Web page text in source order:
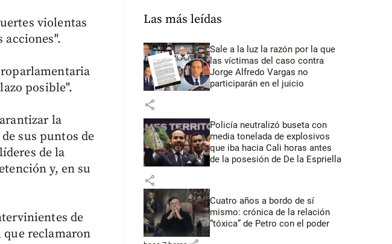
violentas
acciones".
posible".
la
sus puntos de
de la
y, en su
de
reclamaron
Las más leídas
Sale a la luz la razón por la que
las víctimas del caso contra
Jorge Alfredo Vargas no
participarán en el juicio
share
Policía neutralizó buseta con
media tonelada de explosivos
que iba hacia Cali horas antes
de la posesión de De la Espriella
share
Cuatro años a bordo de sí
mismo: crónica de la relación
“tóxica” de Petro con el poder